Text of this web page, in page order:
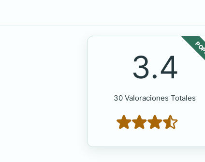
3.4
30 Valoraciones Totales